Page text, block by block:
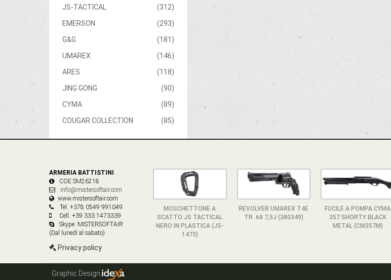
(312)
JS-TACTICAL
(293)
EMERSON
(181)
G&G
(146)
UMAREX
(118)
ARES
(90)
JING GONG
(89)
CYMA
(85)
COUGAR COLLECTION
ARMERIA BATTISTINI
COE SM26218
info@mistersoftair.com
www.mistersoftair.com
Tel. +378 0549 991049
Cell. +39 333 1473339
Skype: MISTERSOFTAIR
(Dal lunedì al sabato)
Privacy policy
MOSCHETTONE A
SCATTO JS TACTICAL
NERO IN PLASTICA (JS-
1473)
REVOLVER UMAREX T4E
TR .68 7,5J (380349)
FUCILE A POMPA CYMA
357 SHORTY BLACK
METAL (CM357M)
Graphic Design